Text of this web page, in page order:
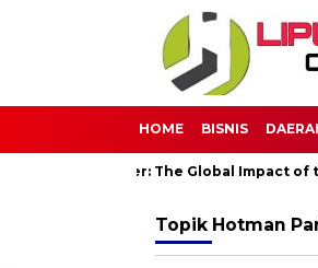
HOME BISNIS
Soccer: The Global Impact of the
Topik Hotman